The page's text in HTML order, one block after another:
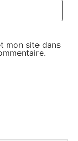
mon site dans